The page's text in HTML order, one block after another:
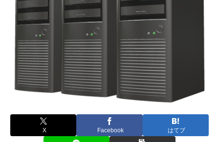
X Facebook はてブ